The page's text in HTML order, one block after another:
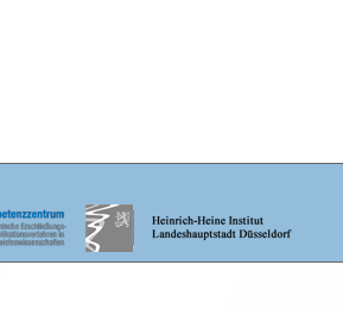
Königs. Gäste des
und des Rüpels als